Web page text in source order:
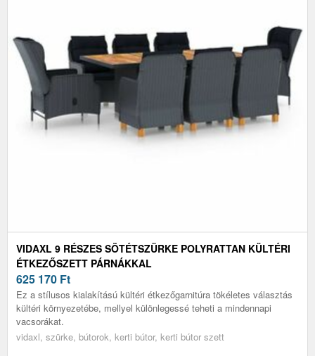
VIDAXL 9 RÉSZES SÖTÉTSZÜRKE POLYRATTAN KÜLTÉRI
ÉTKEZŐSZETT PÁRNÁKKAL
625 170 Ft
Ez a stílusos kialakítású kültéri étkezőgarnitúra tökéletes választás
kültéri környezetébe, mellyel különlegessé teheti a mindennapi
vacsorákat.
vidaxl, szürke, bútorok, kerti bútor, kerti bútor szett